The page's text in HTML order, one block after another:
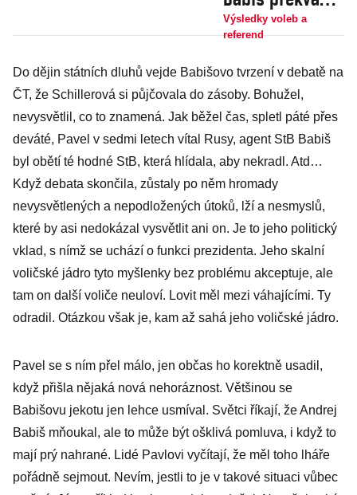
a na poslední
dorazil. Pak
roztočil kolotoč
lží a útoků
Výsledky voleb a
referend
Do dějin státních dluhů vejde Babišovo tvrzení v debatě na
ČT, že Schillerová si půjčovala do zásoby. Bohužel,
nevysvětlil, co to znamená. Jak běžel čas, spletl páté přes
deváté, Pavel v sedmi letech vítal Rusy, agent StB Babiš
byl obětí té hodné StB, která hlídala, aby nekradl. Atd…
Když debata skončila, zůstaly po něm hromady
nevysvětlených a nepodložených útoků, lží a nesmyslů,
které by asi nedokázal vysvětlit ani on. Je to jeho politický
vklad, s nímž se uchází o funkci prezidenta. Jeho skalní
voličské jádro tyto myšlenky bez problému akceptuje, ale
tam on další voliče neuloví. Lovit měl mezi váhajícími. Ty
odradil. Otázkou však je, kam až sahá jeho voličské jádro.
Pavel se s ním přel málo, jen občas ho korektně usadil,
když přišla nějaká nová nehoráznost. Většinou se
Babišovu jekotu jen lehce usmíval. Světci říkají, že Andrej
Babiš mňoukal, ale to může být ošklivá pomluva, i když to
mají prý nahrané. Lidé Pavlovi vyčítají, že měl toho lháře
pořádně sejmout. Nevím, jestli to je v takové situaci vůbec